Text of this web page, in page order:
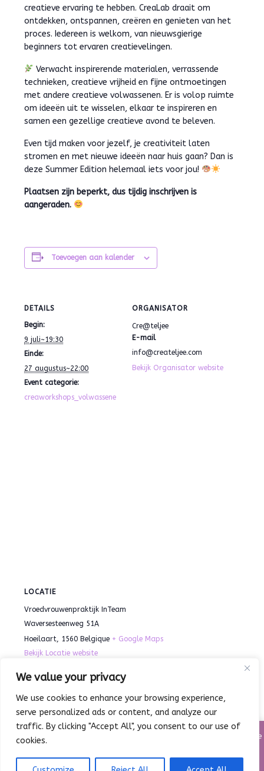
We value your privacy
We use cookies to enhance your browsing experience,
serve personalized ads or content, and analyze our
traffic. By clicking "Accept All", you consent to our use of
cookies.
Cre@teljee heeft het huisreglement aangepast. Voortaan moet de
zodat digitale fiscale fiches correct kunnen worden opgemaakt.
creatieve ervaring te hebben. CreaLab draait om
ontdekken, ontspannen, creëren en genieten van het
proces. Iedereen is welkom, van nieuwsgierige
beginners tot ervaren creatievelingen.
Verwacht inspirerende materialen, verrassende
technieken, creatieve vrijheid en fijne ontmoetingen
met andere creatieve volwassenen. Er is volop ruimte
om ideeën uit te wisselen, elkaar te inspireren en
samen een gezellige creatieve avond te beleven.
Even tijd maken voor jezelf, je creativiteit laten
stromen en met nieuwe ideeën naar huis gaan? Dan is
deze Summer Edition helemaal iets voor jou!
Plaatsen zijn beperkt, dus tijdig inschrijven is
aangeraden.
Toevoegen aan kalender
DETAILS
Begin:
9 juli~19:30
Einde:
27 augustus~22:00
Event categorie:
creaworkshops_volwassene
ORGANISATOR
Cre@teljee
E-mail
info@createljee.com
Bekijk Organisator website
LOCATIE
Vroedvrouwenpraktijk InTeam
Waversesteenweg 51A
Hoeilaart, 1560 Belgique + Google Maps
Bekijk Locatie website
Zomerstage 1 –
KleurenKnallers!
Zomerstage 2 – Art Lab:
Experimenteeratelier